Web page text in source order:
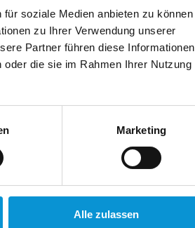
soziale Medien anbieten zu können
zu Ihrer Verwendung unserer
Partner führen diese Informationen
die sie im Rahmen Ihrer Nutzung
Marketing
Alle zulassen